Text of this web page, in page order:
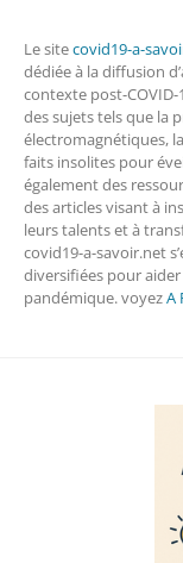
Le sitecovid19-a-
dédiée à la diffusion
contexte post-
des sujets tels que la
électromagnétiques,
faits insolites pour
également des
des articles visant à
leurs talents et à
covid19-a-savoir.net
diversifiées pour
pandémique. voyezA